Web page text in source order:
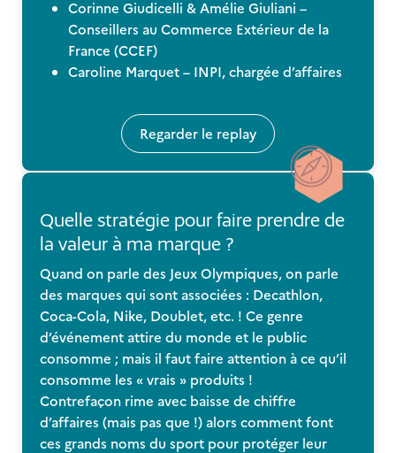
Corinne Giudicelli & Amélie Giuliani –
Conseillers au Commerce Extérieur de la
France (CCEF)
Caroline Marquet – INPI, chargée d’affaires
Regarder le replay
Quelle stratégie pour faire prendre de
la valeur à ma marque ?
Quand on parle des Jeux Olympiques, on parle
des marques qui sont associées : Decathlon,
Coca-Cola, Nike, Doublet, etc. ! Ce genre
d’événement attire du monde et le public
consomme ; mais il faut faire attention à ce qu’il
consomme les « vrais » produits !
Contrefaçon rime avec baisse de chiffre
d’affaires (mais pas que !) alors comment font
ces grands noms du sport pour protéger leur